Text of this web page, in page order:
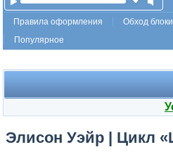
Правила оформления
Обход
Популярное
Элисон Уэйр | Цикл